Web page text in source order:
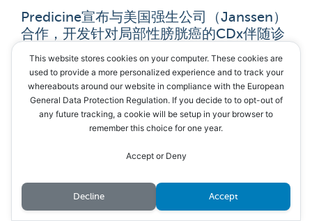
Predicine宣布与美国强生公司（Janssen）
合作，开发针对局部性膀胱癌的CDx伴随诊
This website stores cookies on your computer. These cookies are
used to provide a more personalized experience and to track your
whereabouts around our website in compliance with the European
General Data Protection Regulation. If you decide to to opt-out of
any future tracking, a cookie will be setup in your browser to
remember this choice for one year.
Accept or Deny
Decline Accept